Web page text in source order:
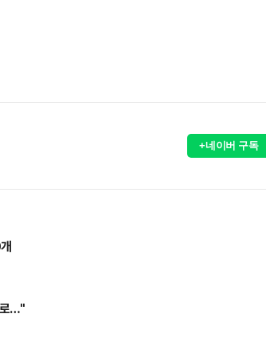
+네이버 구독
로…"